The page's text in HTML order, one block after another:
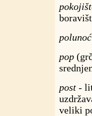
pop
post -
veliki